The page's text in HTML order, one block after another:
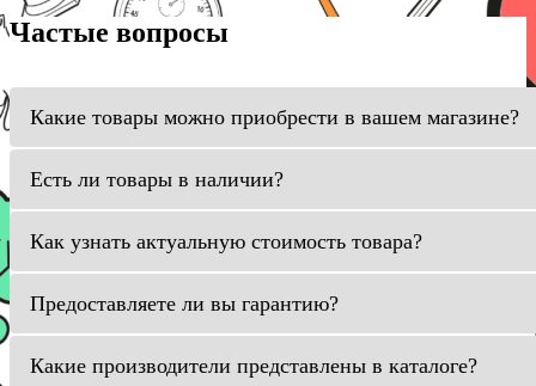
Частые вопросы
Какие товары можно приобрести в вашем магазине?
Есть ли товары в наличии?
Как узнать актуальную стоимость товара?
Предоставляете ли вы гарантию?
Какие производители представлены в каталоге?